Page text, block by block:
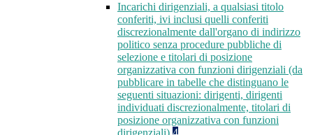
Incarichi dirigenziali, a qualsiasi titolo
conferiti, ivi inclusi quelli conferiti
discrezionalmente dall'organo di indirizzo
politico senza procedure pubbliche di
selezione e titolari di posizione
organizzativa con funzioni dirigenziali (da
pubblicare in tabelle che distinguano le
seguenti situazioni: dirigenti, dirigenti
individuati discrezionalmente, titolari di
posizione organizzativa con funzioni